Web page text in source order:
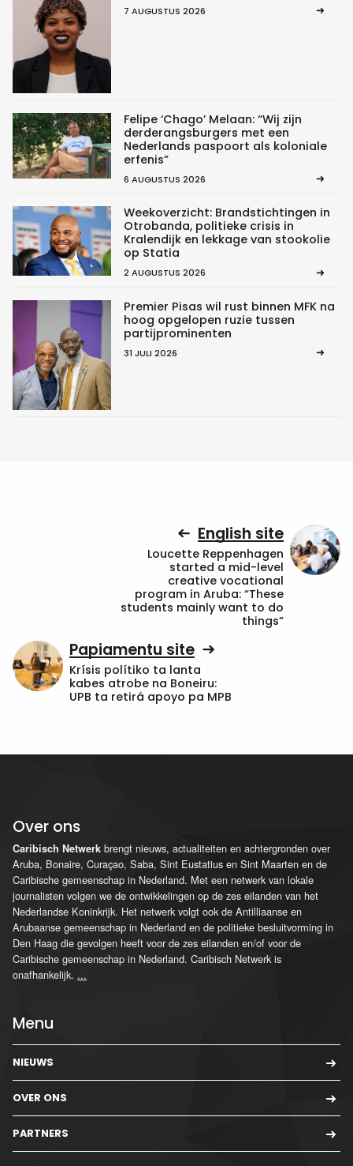
7 AUGUSTUS 2026
Felipe ‘Chago’ Melaan: “Wij zijn
derderangsburgers met een
Nederlands paspoort als koloniale
erfenis”
6 AUGUSTUS 2026
Weekoverzicht: Brandstichtingen in
Otrobanda, politieke crisis in
Kralendijk en lekkage van stookolie
op Statia
2 AUGUSTUS 2026
Premier Pisas wil rust binnen MFK na
hoog opgelopen ruzie tussen
partijprominenten
31 JULI 2026
English site
Loucette Reppenhagen
started a mid-level
creative vocational
program in Aruba: “These
students mainly want to do
things”
Papiamentu site
Krísis polítiko ta lanta
kabes atrobe na Boneiru:
UPB ta retirá apoyo pa MPB
Over ons
Caribisch Netwerk brengt nieuws, actualiteiten en achtergronden over
Aruba, Bonaire, Curaçao, Saba, Sint Eustatius en Sint Maarten en de
Caribische gemeenschap in Nederland. Met een netwerk van lokale
journalisten volgen we de ontwikkelingen op de zes eilanden van het
Nederlandse Koninkrijk. Het netwerk volgt ook de Antilliaanse en
Arubaanse gemeenschap in Nederland en de politieke besluitvorming in
Den Haag die gevolgen heeft voor de zes eilanden en/of voor de
Caribische gemeenschap in Nederland. Caribisch Netwerk is
onafhankelijk. ...
Menu
NIEUWS
OVER ONS
PARTNERS